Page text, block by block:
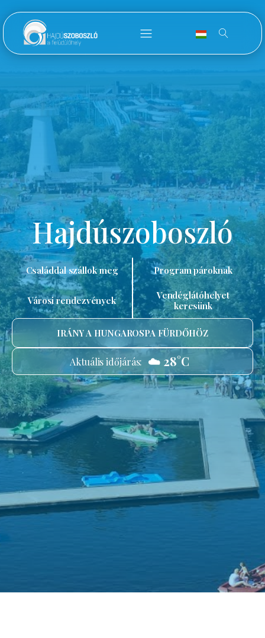
Hajdúszoboszló
Családdal szállok meg Program pároknak
Városi rendezvények
Vendéglátóhelyet
keresünk
IRÁNY A HUNGAROSPA FÜRDŐHÖZ
Aktuális időjárás: ☁️ 28°C